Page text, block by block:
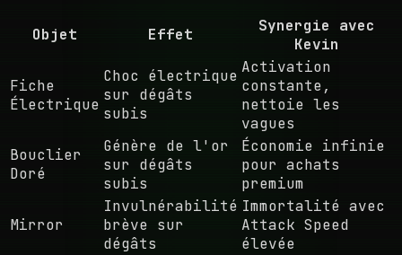
Objet Effet
Synergie avec
Kevin
Fiche
Électrique
Choc électrique
sur dégâts
subis
Activation
constante,
nettoie les
vagues
Bouclier
Doré
Génère de l'or
sur dégâts
subis
Économie infinie
pour achats
premium
Mirror
Invulnérabilité
brève sur
dégâts
Immortalité avec
Attack Speed
élevée